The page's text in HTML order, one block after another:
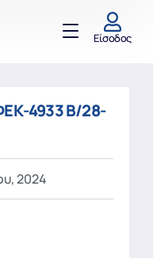
Είσοδος
4933 Β/28-
2024